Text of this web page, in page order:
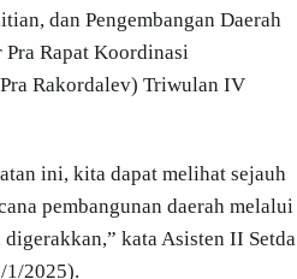
dan Pengembangan Daerah
Rapat Koordinasi
Rakordalev) Triwulan IV
ini, kita dapat melihat sejauh
pembangunan daerah melalui
kata Asisten II Setda
1/2025).